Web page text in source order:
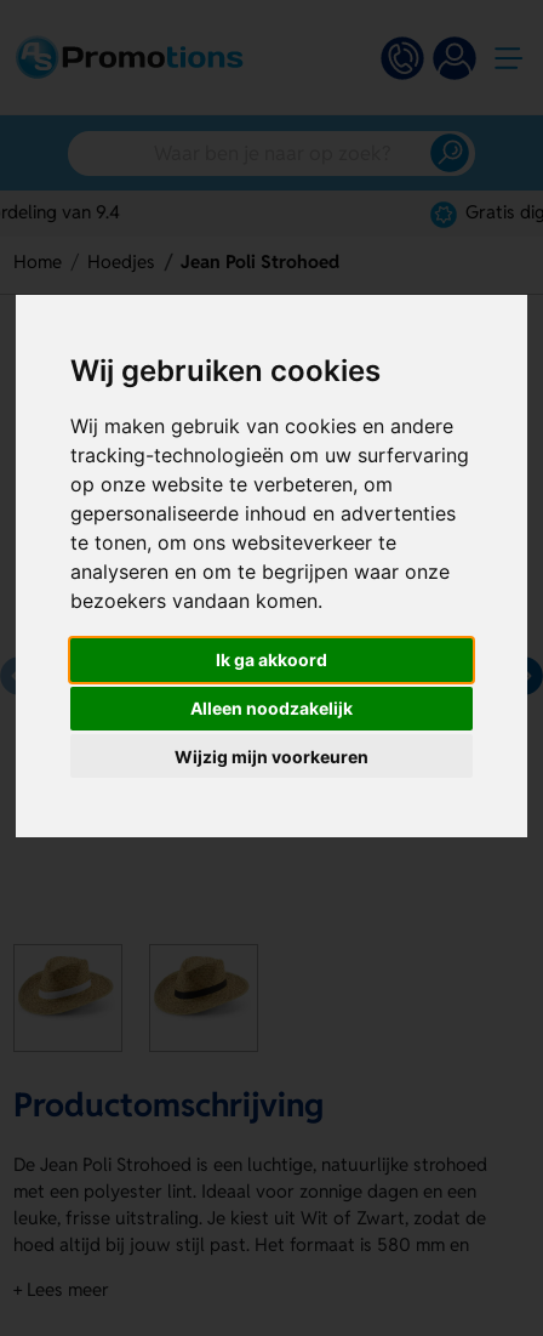
Wij gebruiken cookies
Wij maken gebruik van cookies en andere
tracking-technologieën om uw surfervaring
op onze website te verbeteren, om
gepersonaliseerde inhoud en advertenties
te tonen, om ons websiteverkeer te
analyseren en om te begrijpen waar onze
bezoekers vandaan komen.
Ik ga akkoord
Alleen noodzakelijk
Wijzig mijn voorkeuren
Home Hoedjes Jean Poli Strohoed
Artikelnummer:127909
Productomschrijving
De Jean Poli Strohoed is een luchtige, natuurlijke strohoed
met een polyester lint. Ideaal voor zonnige dagen en een
leuke, frisse uitstraling. Je kiest uit Wit of Zwart, zodat de
hoed altijd bij jouw stijl past. Het formaat is 580 mm en
geschikt voor personalisatie. Op de band kun je een logo,
+ Lees meer